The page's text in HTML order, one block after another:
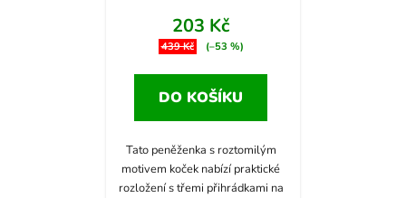
203 Kč
439 Kč (–53 %)
DO KOŠÍKU
Tato peněženka s roztomilým
motivem koček nabízí praktické
rozložení s třemi přihrádkami na